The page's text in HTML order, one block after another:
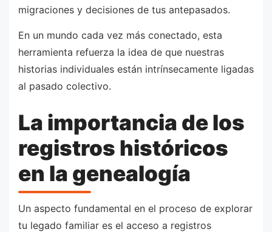
migraciones y decisiones de tus antepasados.
En un mundo cada vez más conectado, esta
herramienta refuerza la idea de que nuestras
historias individuales están intrínsecamente ligadas
al pasado colectivo.
La importancia de los
registros históricos
en la genealogía
Un aspecto fundamental en el proceso de explorar
tu legado familiar es el acceso a registros